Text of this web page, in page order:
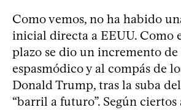
Como vemos, no ha habido
inicial directa a EEUU. Como
plazo se dio un incremento de
espasmódico y al compás de
Donald Trump, tras la suba
“barril a futuro”. Según ciertos